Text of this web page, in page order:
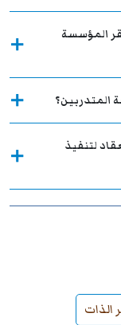
المؤسسة
المتدربين؟
لتنفيذ
الذات